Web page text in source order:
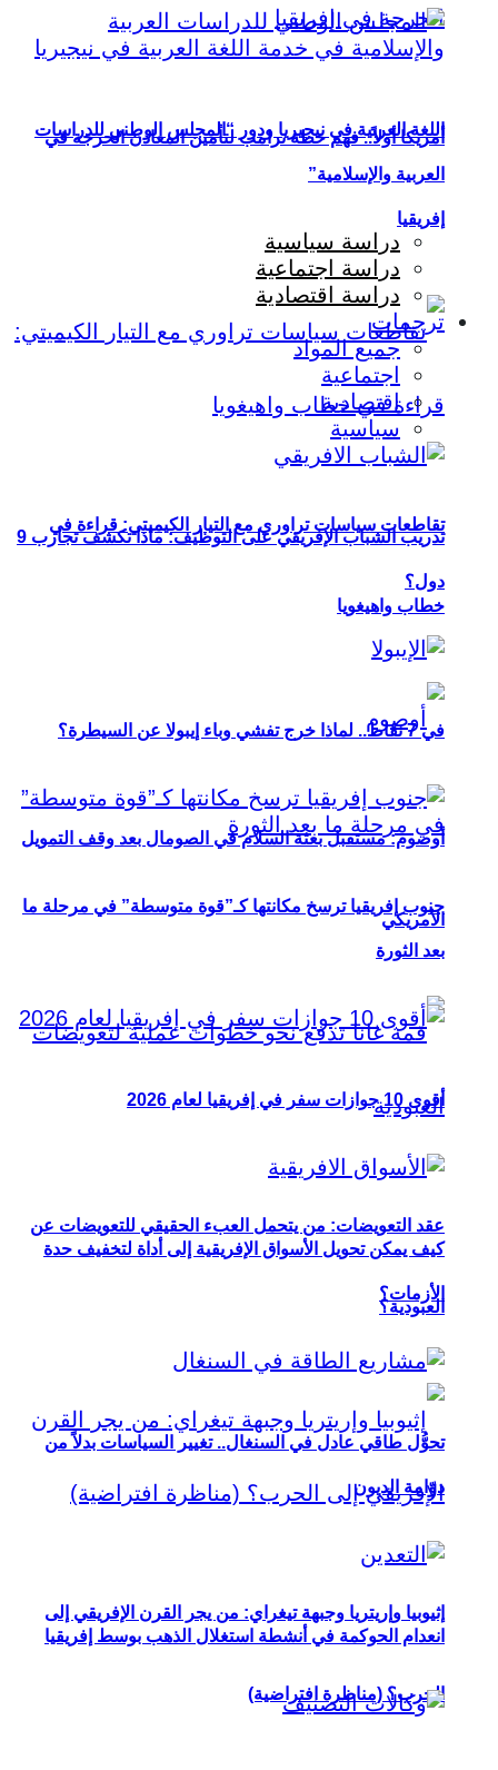
أمريكا أولاً.. فهم خطة ترامب لتأمين المعادن الحرجة في
إفريقيا
تقاطعات سياسات تراوري مع التيار الكيميتي: قراءة في
خطاب واهيغويا
أوصوم: مستقبل بعثة السلام في الصومال بعد وقف التمويل
الأمريكي
عقد التعويضات: من يتحمل العبء الحقيقي للتعويضات عن
العبودية؟
إثيوبيا وإريتريا وجبهة تيغراي: من يجر القرن الإفريقي إلى
الحرب؟ (مناظرة افتراضية)
اللغة العربية في نيجيريا ودور “المجلس الوطني للدراسات
العربية والإسلامية”
دراسة سياسية
دراسة اجتماعية
دراسة اقتصادية
ترجمات
جميع المواد
اجتماعية
اقتصادية
سياسية
تدريب الشباب الإفريقي على التوظيف: ماذا تكشف تجارب 9
دول؟
في 7 نقاط.. لماذا خرج تفشي وباء إيبولا عن السيطرة؟
جنوب إفريقيا ترسخ مكانتها كـ”قوة متوسطة” في مرحلة ما
بعد الثورة
أقوى 10 جوازات سفر في إفريقيا لعام 2026
كيف يمكن تحويل الأسواق الإفريقية إلى أداة لتخفيف حدة
الأزمات؟
تحوُّل طاقي عادل في السنغال.. تغيير السياسات بدلاً من
دوّامة الديون
انعدام الحوكمة في أنشطة استغلال الذهب بوسط إفريقيا